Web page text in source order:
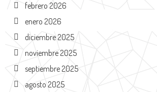
febrero 2026
enero 2026
diciembre 2025
noviembre 2025
septiembre 2025
agosto 2025